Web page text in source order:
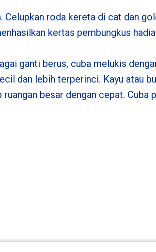
Celupkan roda kereta di cat dan
kertas pembungkus
ganti berus, cuba melukis
dan lebih terperinci. Kayu atau
besar dengan cepat.